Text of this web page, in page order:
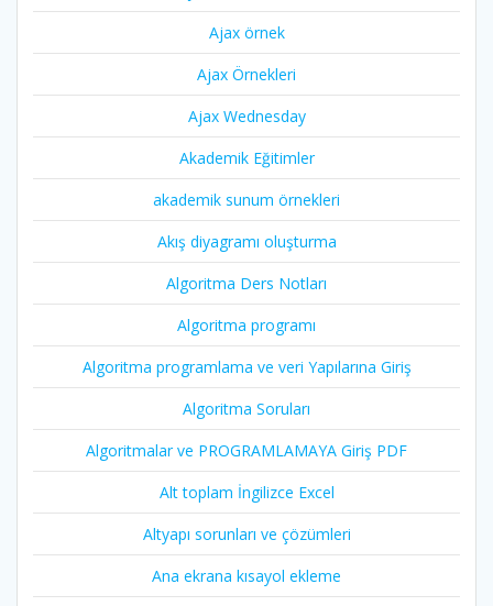
Ajax örnek
Ajax Örnekleri
Ajax Wednesday
Akademik Eğitimler
akademik sunum örnekleri
Akış diyagramı oluşturma
Algoritma Ders Notları
Algoritma programı
Algoritma programlama ve veri Yapılarına Giriş
Algoritma Soruları
Algoritmalar ve PROGRAMLAMAYA Giriş PDF
Alt toplam İngilizce Excel
Altyapı sorunları ve çözümleri
Ana ekrana kısayol ekleme